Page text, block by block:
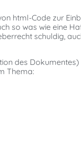
html-Code zur
so was wie eine
schuldig,
des Dokumentes)
Thema: